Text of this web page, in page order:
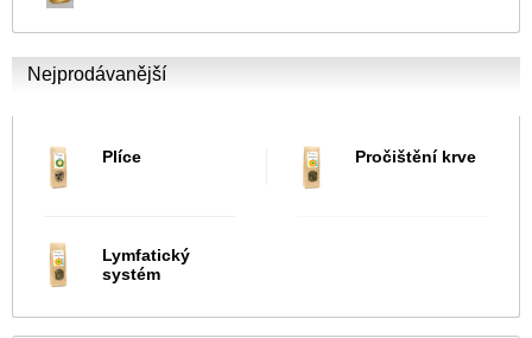
Nejprodávanější
Plíce Pročištění krve
Lymfatický
systém